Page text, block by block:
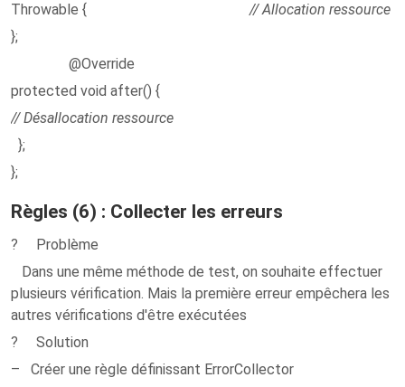
Throwable {
// Allocation ressource
};
@Override
protected void after() {
// Désallocation ressource
};
};
Règles (6) : Collecter les erreurs
? Problème
Dans une même méthode de test, on souhaite effectuer
plusieurs vérification. Mais la première erreur empêchera les
autres vérifications d'être exécutées
? Solution
– Créer une règle définissant ErrorCollector